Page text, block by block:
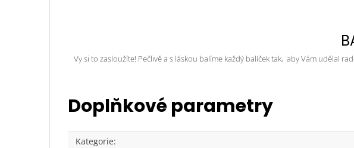
Vy si to zasloužíte! Pečlivě a s láskou balíme každý balíček tak, aby Vám udělal
Doplňkové parametry
Kategorie: